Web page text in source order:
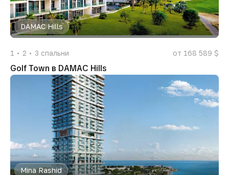
DAMAC Hills
1 2 3 спальни от 168 589 $
Golf Town в DAMAC Hills
Mina Rashid